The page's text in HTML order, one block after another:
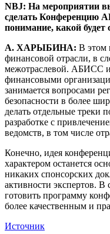
NBJ: На мероприятии
сделать Конференцию
понимание, какой
А. ХАРЫБИНА: В этом
финансовой отрасли, в
межотраслевой. АБИСС
финансовыми
занимается вопросами
безопасности в более
делать отдельные
разработке с
ведомств, в том числе
Конечно, идея
характером останется
никаких спонсорских
активности экспертов.
готовить программу
более качественным и
Источник